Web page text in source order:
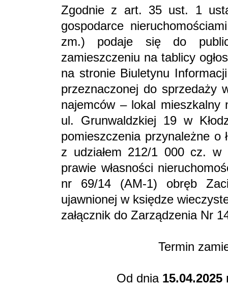
Zgodnie z art. 35 ust. 1
gospodarce
zm.) podaje się do
zamieszczeniu na tablicy
na stronie Biuletynu
przeznaczonej do sprzedaży
najemców – lokal
ul. Grunwaldzkiej 19 w
pomieszczenia przynależne o
z udziałem 212/1 000 cz.
prawie własności
nr 69/14 (AM-1) obręb
ujawnionej w księdze
załącznik do Zarządzenia Nr
Termin
Od dnia